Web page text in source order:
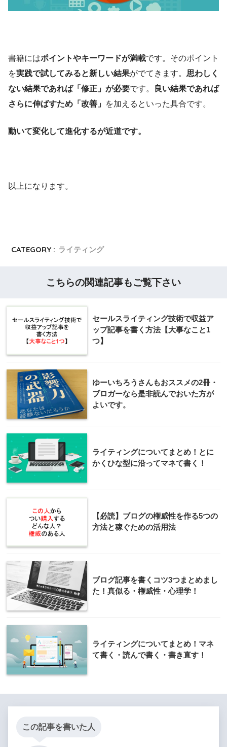
書籍にはポイントやキーワードが満載です。そのポイント
を実践で試してみると新しい結果がでてきます。 思わしく
ない結果であれば「修正」が必要です。
良い結果であれば
さらに伸ばすため「改善」 を加えるといった具合です。
動いて変化して進化するが近道です。
以上になります。
CATEGORY : ライティング
こちらの関連記事もご覧下さい
セールスライティング技術で収益ア
ップ記事を書く方法【大事なこと1
つ】
ゆーいちろうさんもおススメの2冊・
ブロガーなら是非読んでおいた方が
よいです。
ライティングについてまとめ！とに
かくひな型に沿ってマネて書く！
【必読】ブログの権威性を作る5つの
方法と稼ぐための活用法
ブログ記事を書くコツ3つまとめまし
た！真似る・権威性・心理学！
ライティングについてまとめ！マネ
て書く・読んで書く・書き直す！
この記事を書いた人